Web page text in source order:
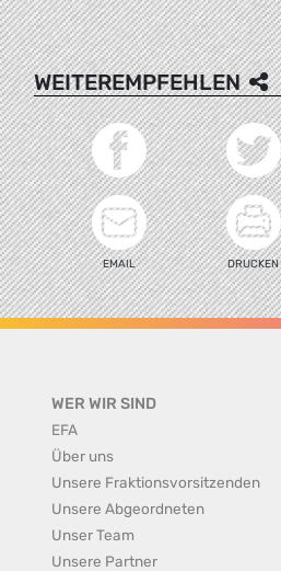
WEITEREMPFEHLEN
EMAIL DRUCKEN
WER WIR SIND
EFA
Über uns
Unsere Fraktionsvorsitzenden
Unsere Abgeordneten
Unser Team
Unsere Partner